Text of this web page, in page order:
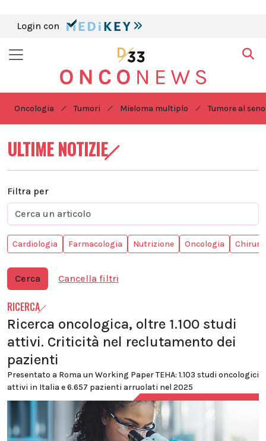
Login con
Oncologia Tumori Mieloma multiplo Tumore al seno
ULTIME NOTIZIE
Filtra per
Cardiologia Farmacologia Nutrizione Oncologia
Cerca Cancella filtri
RICERCA
Ricerca oncologica, oltre 1.100 studi
attivi. Criticità nel reclutamento dei
pazienti
Presentato a Roma un Working Paper TEHA: 1.103 studi oncologici
attivi in Italia e 6.657 pazienti arruolati nel 2025